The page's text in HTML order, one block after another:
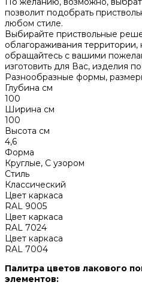
позволит подобрать
любом стиле.
Выбирайте приствольные
облагораживания
обращайтесь с вашими
изготовить для Вас, изделия
Разнообразные формы,
Глубина см
100
Ширина см
100
Высота см
4,6
Форма
Круглые, С узором
Стиль
Классический
Цвет каркаса
RAL 9005
Цвет каркаса
RAL 7024
Цвет каркаса
RAL 7004
Палитра цветов лакового
элементов: